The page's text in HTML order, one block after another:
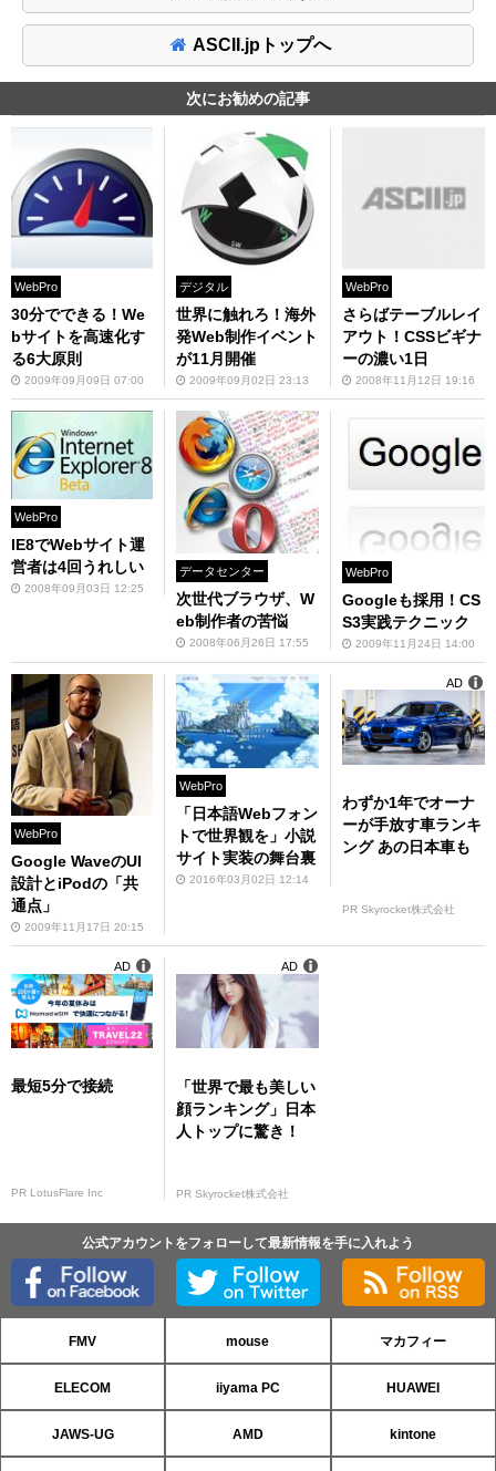
ASCII.jpトップへ
次にお勧めの記事
WebPro
30分でできる！We
bサイトを高速化す
る6大原則
2009年09月09日 07:00
デジタル
世界に触れろ！海外
発Web制作イベント
が11月開催
2009年09月02日 23:13
WebPro
さらばテーブルレイ
アウト！CSSビギナ
ーの濃い1日
2008年11月12日 19:16
WebPro
IE8でWebサイト運
営者は4回うれしい
2008年09月03日 12:25
データセンター
次世代ブラウザ、W
eb制作者の苦悩
2008年06月26日 17:55
WebPro
Googleも採用！CS
S3実践テクニック
2009年11月24日 14:00
WebPro
Google WaveのUI
設計とiPodの「共
通点」
2009年11月17日 20:15
WebPro
「日本語Webフォン
トで世界観を」小説
サイト実装の舞台裏
2016年03月02日 12:14
わずか1年でオーナ
ーが手放す車ランキ
ング あの日本車も
PR Skyrocket株式会社
AD
最短5分で接続
PR LotusFlare Inc
AD
「世界で最も美しい
顔ランキング」日本
人トップに驚き！
PR Skyrocket株式会社
AD
公式アカウントをフォローして最新情報を手に入れよう
FMV mouse マカフィー
ELECOM iiyama PC HUAWEI
JAWS-UG AMD kintone